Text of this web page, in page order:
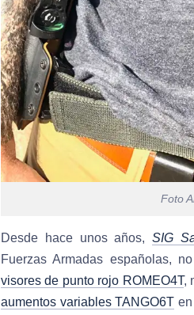
Foto
Desde hace unos años,SIG
Fuerzas Armadas españolas,
visores de punto rojo ROMEO4T,
aumentos variables TANGO6T